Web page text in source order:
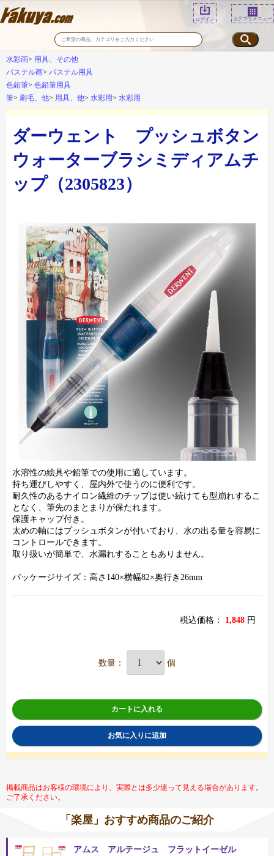
ログイン カテゴリメニュー
水彩画
用具、その他
パステル画
パステル用具
色鉛筆
色鉛筆用具
筆
刷毛、他 用具、他 水彩用 水彩用
ダーウェント プッシュボタン
ウォーターブラシミディアムチ
ップ（2305823）
水溶性の絵具や鉛筆での使用に適しています。
持ち運びしやすく、屋内外で使うのに便利です。
耐久性のあるナイロン繊維のチップは使い続けても型崩れするこ
となく、筆先のまとまりが保たれます。
保護キャップ付き。
太めの軸にはプッシュボタンが付いており、水の出る量を容易に
コントロールできます。
取り扱いが簡単で、水漏れすることもありません。
パッケージサイズ：高さ140×横幅82×奥行き26mm
税込価格： 1,848 円
数量： 個
カートに入れる
お気に入りに追加
掲載商品はお客様の環境により、実際とは多少違って見える場合があります。
ご了承ください。
「楽屋」おすすめ商品のご紹介
アムス アルテージュ フラットイーゼル